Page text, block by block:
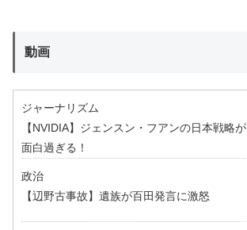
動画
ジャーナリズム
【NVIDIA】ジェンスン・フアンの日本戦略が
面白過ぎる！
政治
【辺野古事故】遺族が百田発言に激怒